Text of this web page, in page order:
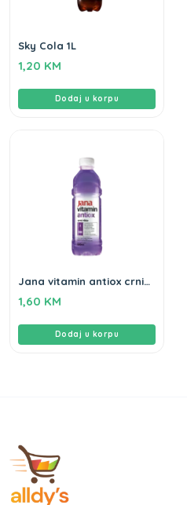
Sky Cola 1L
1,20 KM
Dodaj u korpu
Jana vitamin antiox crni
1,60 KM
Dodaj u korpu